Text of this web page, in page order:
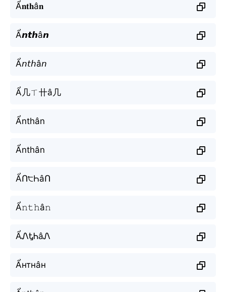
Ẩ𝐧𝐭𝐡â𝐧
Ẩ𝙣𝙩𝙝â𝙣
Ẩ𝘯𝘵𝘩â𝘯
Ẩ几ㄒ卄â几
Ẩnthân
Ẩnthân
ẨՈ੮ҺâՈ
Ẩ𝚗𝚝𝚑â𝚗
ẨᏁᎿᏂâᏁ
Ẩнтнâн